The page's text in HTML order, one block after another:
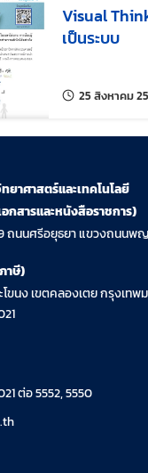
Visual
เป็นระบบ
25 สิงหาคม
าศาสตร์และเทคโนโลยี
สารและหนังสือราชการ)
นนศรีอยุธยา แขวงถนนพญ
าษี)
นง เขตคลองเตย กรุงเทพม
ต่อ 5552, 5550